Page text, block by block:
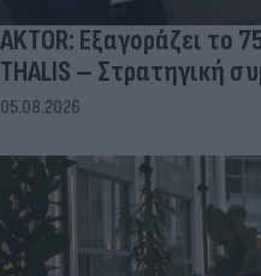
AKTOR: Εξαγοράζει το
THALIS – Στρατηγική
05.08.2026